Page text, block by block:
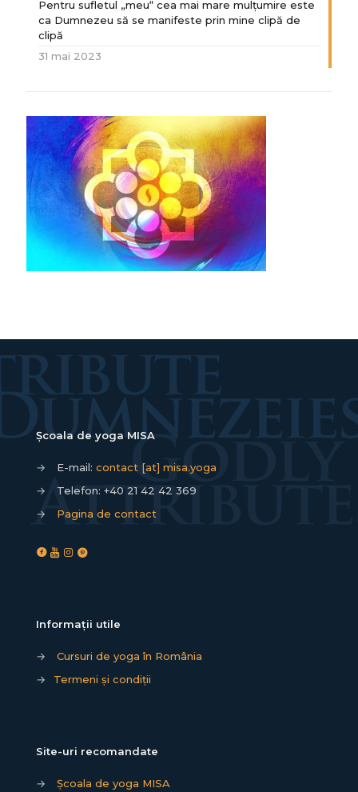
Pentru sufletul „meu“ cea mai mare mulțumire este
ca Dumnezeu să se manifeste prin mine clipă de
clipă
31 mai 2023
Școala de yoga MISA
→ E-mail: contact [at] misa.yoga
→
Telefon: +40 21 42 42 369
→
Pagina de contact
Informații utile
→
Cursuri de yoga în România
→
Termeni și condiții
Site-uri recomandate
→ Școala de yoga MISA